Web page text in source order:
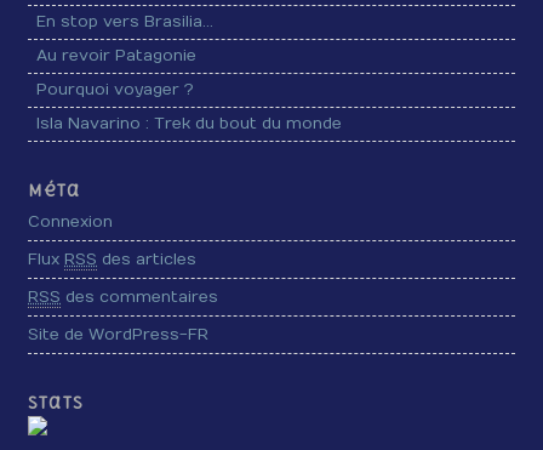
En stop vers Brasilia…
Au revoir Patagonie
Pourquoi voyager ?
Isla Navarino : Trek du bout du monde
Méta
Connexion
Flux RSS des articles
RSS des commentaires
Site de WordPress-FR
Stats